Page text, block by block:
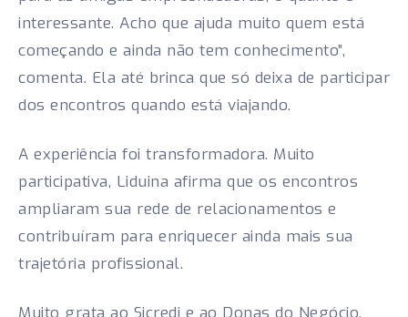
interessante. Acho que ajuda muito quem está
começando e ainda não tem conhecimento”,
comenta. Ela até brinca que só deixa de participar
dos encontros quando está viajando.
A experiência foi transformadora. Muito
participativa, Liduina afirma que os encontros
ampliaram sua rede de relacionamentos e
contribuíram para enriquecer ainda mais sua
trajetória profissional.